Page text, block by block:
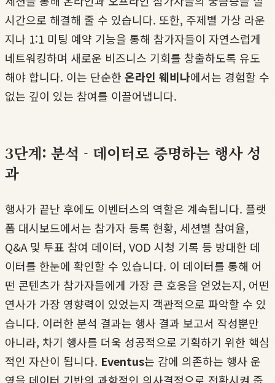
시간으로 해결해 줄 수 있습니다. 또한, 주제별 가상 라운
지나 1:1 미팅 예약 기능을 통해 참가자들이 자연스럽게
네트워킹하며 새로운 비즈니스 기회를 창출하도록 유도
해야 합니다. 이는 단순한 온라인 웨비나에서는 경험할 수
없는 깊이 있는 참여를 이끌어냅니다.
3단계: 분석 - 데이터로 증명하는 행사 성
과
행사가 끝난 후에도 이벤터스의 역할은 계속됩니다. 플랫
폼 대시보드에서는 참가자 등록 현황, 세션별 참여율,
Q&A 및 투표 참여 데이터, VOD 시청 기록 등 방대한 데
이터를 한눈에 확인할 수 있습니다. 이 데이터를 통해 어
떤 콘텐츠가 참가자들에게 가장 큰 호응을 얻었는지, 어떤
연사가 가장 영향력이 있었는지 객관적으로 파악할 수 있
습니다. 이러한 분석 결과는 행사 결과 보고서 작성뿐만
아니라, 차기 행사를 더욱 성공적으로 기획하기 위한 핵심
적인 자산이 됩니다. Eventus는 감에 의존하는 행사 운